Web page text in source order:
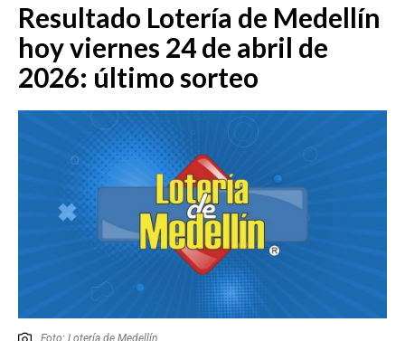
EMISIÓN 7:00 PM
Resultado Lotería de Medellín
hoy viernes 24 de abril de
2026: último sorteo
Foto: Lotería de Medellín